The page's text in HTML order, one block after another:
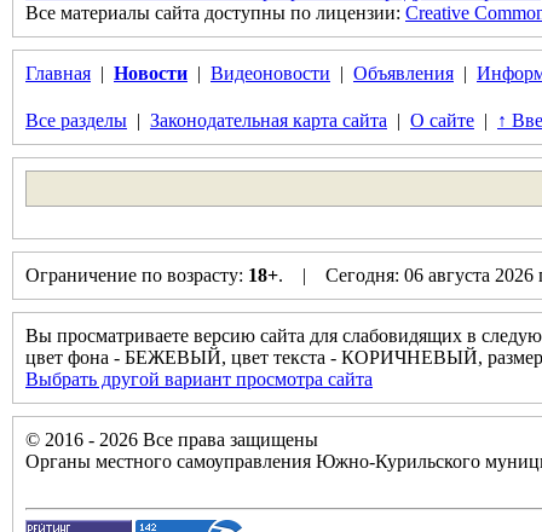
Все материалы сайта доступны по лицензии: Creative
Главная | Новости | Видеоновости | Объявления |
Все разделы | Законодательная карта сайта | О сайте | ↑
Ограничение по возрасту: 18+. | Сегодня: 06 августа
Вы просматриваете версию сайта для слабовидящих в
цвет фона - БЕЖЕВЫЙ, цвет текста - КОРИЧНЕВЫЙ,
Выбрать другой вариант просмотра сайта
© 2016 - 2026 Все права защищены
Органы местного самоуправления Южно-Курильского